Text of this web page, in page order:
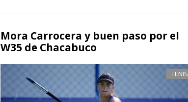
Mora Carrocera y buen paso por el
W35 de Chacabuco
TENIS